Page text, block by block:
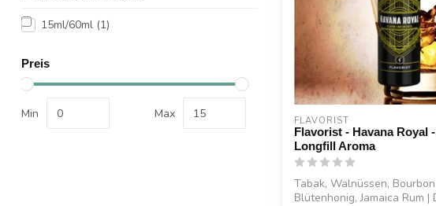
15ml/60ml (1)
Preis
Min Max FLAVORIST
Flavorist - Havana Royal
Longfill Aroma
Tabak, Walnüssen,
Blütenhonig, Jamaica Rum |